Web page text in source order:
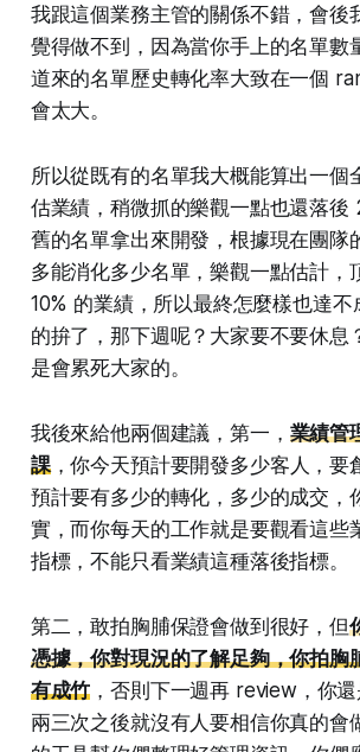
我跟這個業務主管的關係不錯，會後
覺得做不到，因為當你手上的名單數
道來的名單歷史轉化率大致在一個
會太大。
所以從既有的名單我大概能算出一個
估業績，稍微抓的樂觀一點也還落後
舊的名單拿出來開發，根據現在團隊
多能消化多少名單，樂觀一點估計，
10% 的業績，所以最終怎麼樣也達
的拚了，那下週呢？大家要不要休息
是會累死大家的。
我後來給他兩個建議，第一， 業績管
課，你今天預計要開發多少客人，要
預計要有多少的轉化，多少的成交，
實，而你每天的工作就是要觀看這些
指標，不能只看業績這種落後指標。
第二，敢拍胸脯保證會做到很好，但
憑據，你對現況的了解足夠，你拍胸
有成竹 ，否則下一週再 review，你還
兩三次之後就沒有人要相信你真的會